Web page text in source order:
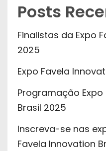
Posts
Finalistas da Expo
2025
Expo Favela
Programação
Brasil 2025
Inscreva-se nas
Favela Innovation